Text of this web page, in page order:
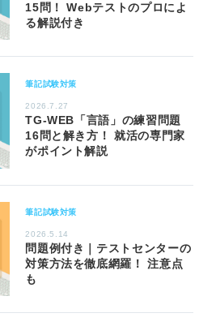
15問！ Webテストのプロによ
る解説付き
筆記試験対策
2026.7.27
TG-WEB「言語」の練習問題
16問と解き方！ 就活の専門家
がポイント解説
筆記試験対策
2026.5.14
問題例付き｜テストセンターの
対策方法を徹底網羅！ 注意点
も